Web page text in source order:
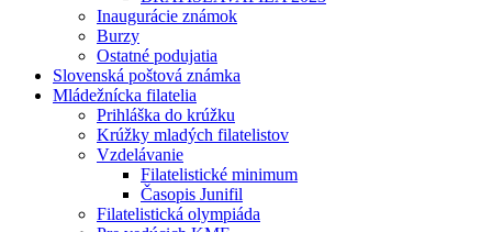
Inaugurácie známok
Burzy
Ostatné podujatia
Slovenská poštová známka
Mládežnícka filatelia
Prihláška do krúžku
Krúžky mladých filatelistov
Vzdelávanie
Filatelistické minimum
Časopis Junifil
Filatelistická olympiáda